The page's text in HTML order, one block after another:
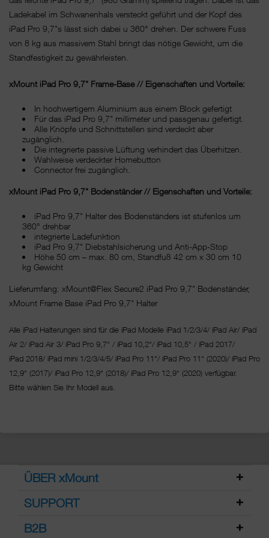
Ladekabel im Schwanenhals versteckt geführt und der Kopf des
iPad Pro 9,7"s lässt sich dabei u 360° drehen. Der schwere Fuss
von 8 kg aus massivem Stahl bringt das nötige Gewicht, um die
Standfestigkeit zu gewährleisten.
xMount iPad Pro 9,7" Frame-Base // Eigenschaften und Vorteile:
In hochwertigem Aluminium aus einem Block gefertigt
Für das iPad Pro 9,7" millimeter und passgenau gefertigt.
Alle Knöpfe und Schnittstellen sind verdeckt aber
zugänglich.
Die integrierte passive Lüftung verhindert das Überhitzen.
Wahlweise verdeckter Homebutton
Connector frei zugänglich.
xMount iPad Pro 9,7" Bodenständer // Eigenschaften und Vorteile:
iPad Pro 9,7" Halter des Bodenständers ist stufenlos um
360° drehbar
integrierte Ladefunktion
iPad Pro 9,7" Diebstahlsicherung und Anti-App-Stop
Höhe 50 cm – max. 80 cm, Standfuß 42 cm x 30 cm 10
kg Gewicht
Lieferumfang: xMount@Flex Secure2 iPad Pro 9,7" Bodenständer,
xMount Frame Base iPad Pro 9,7" Halter
Alle iPad Halterungen sind für die iPad Modelle iPad 1/2/3/4/ iPad Air/ iPad
Air 2/ iPad Air 3/ iPad Pro 9,7“ / iPad 10,2“/ iPad 10,5“ / iPad 2017/
iPad 2018/ iPad mini 1/2/3/4/5/ iPad Pro 11“/ iPad Pro 11“ (2020)/ iPad Pro
12,9“ (2017)/ iPad Pro 12,9“ (2018)/ iPad Pro 12,9“ (2020) verfügbar.
Bitte wählen Sie Ihr Modell aus.
ÜBER xMount
SUPPORT
B2B